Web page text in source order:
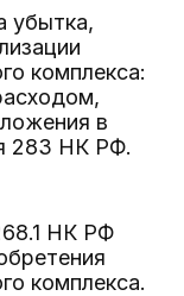
убытка,
комплекса:
в
283 НК РФ.
НК РФ
комплекса.